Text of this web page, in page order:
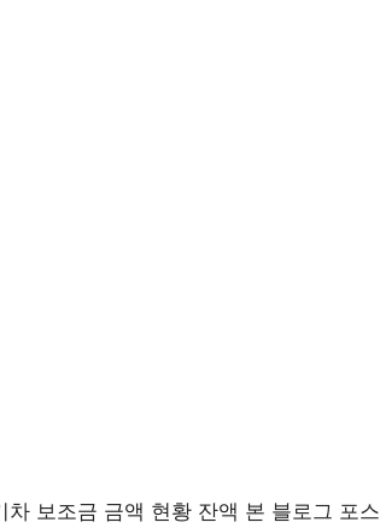
보조금 금액 현황 잔액 본 블로그 포스